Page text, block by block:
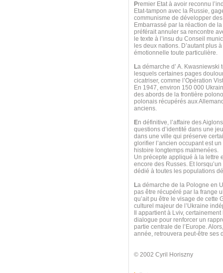
Premier Etat à avoir reconnu
Etat-tampon avec la Russie,
communisme de développer
Embarrassé par la réaction de
préférait annuler sa rencontre
le texte à l’insu du Conseil
les deux nations. D’autant plus
émotionnelle toute particulière.
La démarche d’ A.
lesquels certaines pages
cicatriser, comme l’Opération
En 1947, environ 150 000
des abords de la frontière
polonais récupérés aux
anciens.
En définitive, l’affaire des
questions d’identité dans une
dans une ville qui préserve
glorifier l’ancien occupant est
histoire longtemps malmenées.
Un précepte appliqué à la lettre
encore des Russes. Et
dédié à toutes les populations
La démarche de la Pologne en
pas être récupéré par la frange
qu’ait pu être le visage de cette
culturel majeur de l’Ukraine
Il appartient à Lviv,
dialogue pour renforcer un
partie centrale de l’Europe.
année, retrouvera peut-être ses
© 2002 Cyril Horiszny